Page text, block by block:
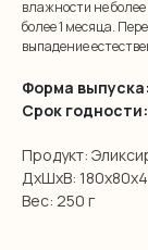
влажности не
более 1 месяца.
выпадение
Форма выпуска:
Срок годности:
Продукт:
ДxШxВ:
Вес: 250 г